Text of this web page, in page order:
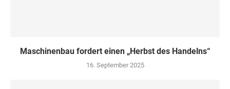
Maschinenbau fordert einen „Herbst des Handelns“
16. September 2025